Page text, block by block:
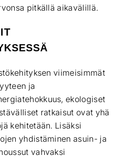
pitkällä aikavälillä.
viimeisimmät
ja
ekologiset
ratkaisut ovat yhä
kehitetään. Lisäksi
yhdistäminen asuin- ja
vahvaksi